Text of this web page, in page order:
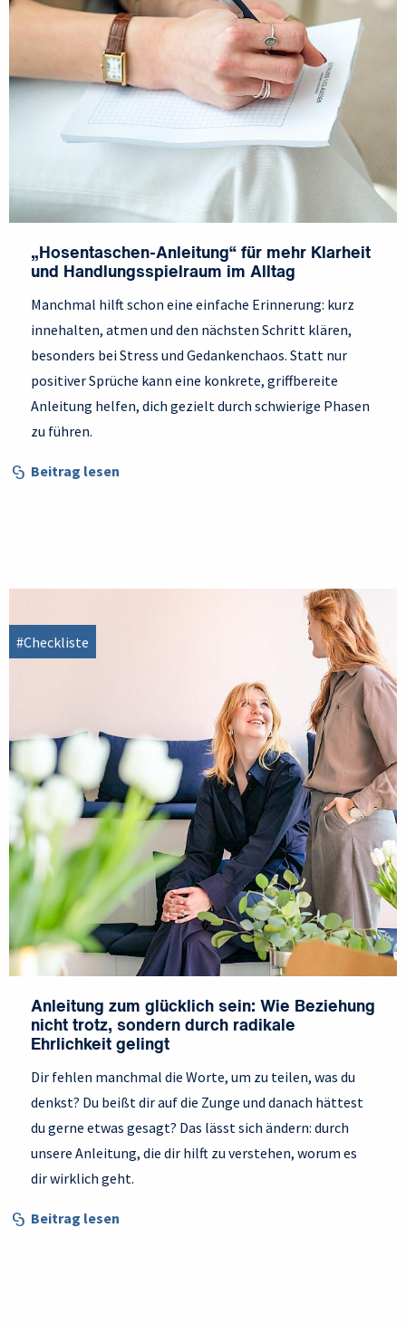
„Hosentaschen-Anleitung“ für mehr Klarheit
und Handlungsspielraum im Alltag
Manchmal hilft schon eine einfache Erinnerung: kurz
innehalten, atmen und den nächsten Schritt klären,
besonders bei Stress und Gedankenchaos. Statt nur
positiver Sprüche kann eine konkrete, griffbereite
Anleitung helfen, dich gezielt durch schwierige Phasen
zu führen.
Beitrag lesen
#Checkliste
Anleitung zum glücklich sein: Wie Beziehung
nicht trotz, sondern durch radikale
Ehrlichkeit gelingt
Dir fehlen manchmal die Worte, um zu teilen, was du
denkst? Du beißt dir auf die Zunge und danach hättest
du gerne etwas gesagt? Das lässt sich ändern: durch
unsere Anleitung, die dir hilft zu verstehen, worum es
dir wirklich geht.
Beitrag lesen